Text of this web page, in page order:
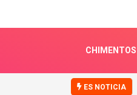
CHIMENTOS
ES NOTICIA